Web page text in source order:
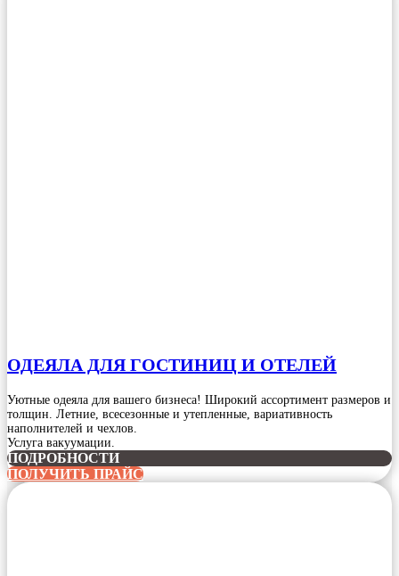
ОДЕЯЛА ДЛЯ ГОСТИНИЦ И ОТЕЛЕЙ
Уютные одеяла для вашего бизнеса! Широкий ассортимент размеров и
толщин. Летние, всесезонные и утепленные, вариативность
наполнителей и чехлов.
Услуга вакуумации.
ПОДРОБНОСТИ
ПОЛУЧИТЬ ПРАЙС